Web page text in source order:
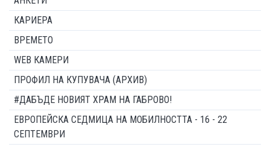
КАРИЕРА
ВРЕМЕТО
WEB КАМЕРИ
ПРОФИЛ НА КУПУВАЧА (АРХИВ)
#ДАБЪДЕ НОВИЯТ ХРАМ НА ГАБРОВО!
ЕВРОПЕЙСКА СЕДМИЦА НА МОБИЛНОСТТА - 16 - 22
СЕПТЕМВРИ